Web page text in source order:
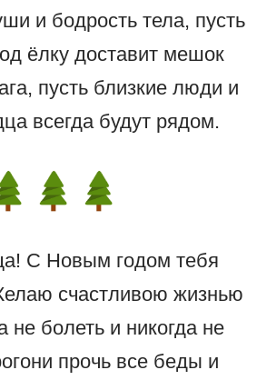
и бодрость тела, пусть
ёлку доставит мешок
пусть близкие люди и
всегда будут рядом.
С Новым годом тебя
счастливою жизнью
не болеть и никогда не
прочь все беды и